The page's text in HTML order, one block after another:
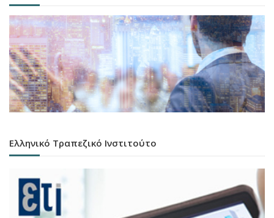
Ελληνικό Τραπεζικό Ινστιτούτο